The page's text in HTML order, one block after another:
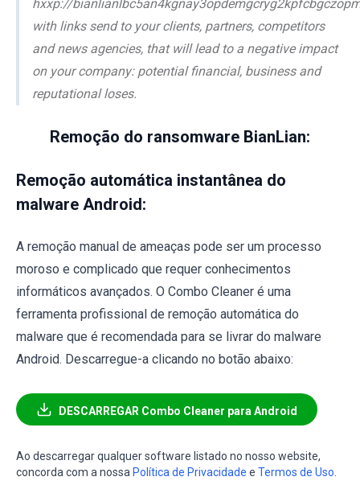
hxxp://
with links send to your clients, partners, competitors
and news agencies, that will lead to a negative impact
on your company: potential financial, business and
reputational loses.
Remoção do ransomware BianLian:
Remoção automática instantânea do
malware Android:
A remoção manual de ameaças pode ser um processo
moroso e complicado que requer conhecimentos
informáticos avançados. O Combo Cleaner é uma
ferramenta profissional de remoção automática do
malware que é recomendada para se livrar do malware
Android. Descarregue-a clicando no botão abaixo:
DESCARREGAR Combo Cleaner para Android
Ao descarregar qualquer software listado no nosso website,
concorda com a nossa Política de Privacidade e Termos de Uso.